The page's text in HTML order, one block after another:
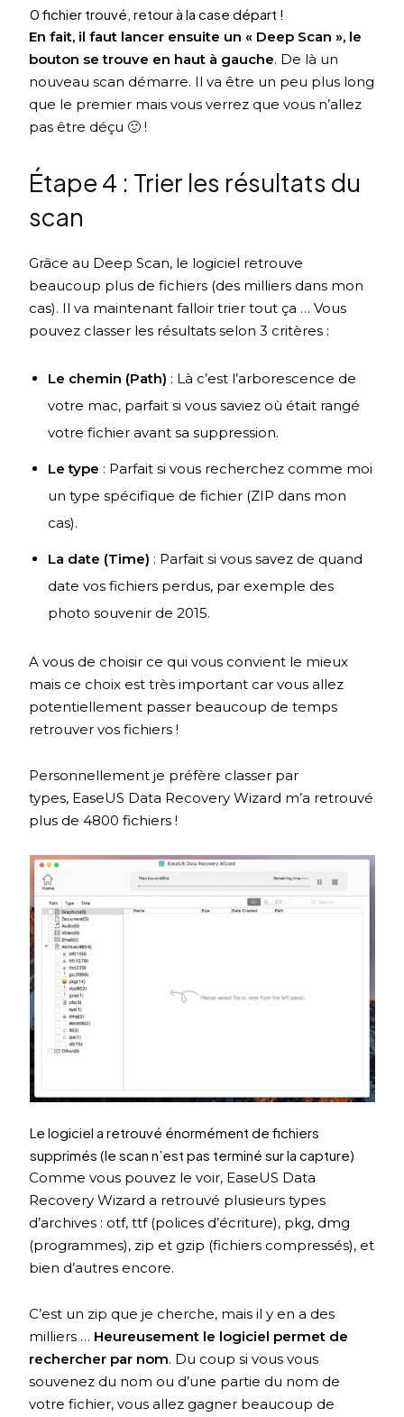
0 fichier trouvé, retour à la case départ !
En fait, il faut lancer ensuite un « Deep Scan », le
bouton se trouve en haut à gauche. De là un
nouveau scan démarre. Il va être un peu plus long
que le premier mais vous verrez que vous n’allez
pas être déçu 🙂 !
Étape 4 : Trier les résultats du
scan
Grâce au Deep Scan, le logiciel retrouve
beaucoup plus de fichiers (des milliers dans mon
cas). Il va maintenant falloir trier tout ça … Vous
pouvez classer les résultats selon 3 critères :
Le chemin (Path) : Là c’est l’arborescence de
votre mac, parfait si vous saviez où était rangé
votre fichier avant sa suppression.
Le type : Parfait si vous recherchez comme moi
un type spécifique de fichier (ZIP dans mon
cas).
La date (Time) : Parfait si vous savez de quand
date vos fichiers perdus, par exemple des
photo souvenir de 2015.
A vous de choisir ce qui vous convient le mieux
mais ce choix est très important car vous allez
potentiellement passer beaucoup de temps
retrouver vos fichiers !
Personnellement je préfère classer par
types, EaseUS Data Recovery Wizard m’a retrouvé
plus de 4800 fichiers !
Le logiciel a retrouvé énormément de fichiers
supprimés (le scan n’est pas terminé sur la capture)
Comme vous pouvez le voir, EaseUS Data
Recovery Wizard a retrouvé plusieurs types
d’archives : otf, ttf (polices d’écriture), pkg, dmg
(programmes), zip et gzip (fichiers compressés), et
bien d’autres encore.
C’est un zip que je cherche, mais il y en a des
milliers … Heureusement le logiciel permet de
rechercher par nom. Du coup si vous vous
souvenez du nom ou d’une partie du nom de
votre fichier, vous allez gagner beaucoup de